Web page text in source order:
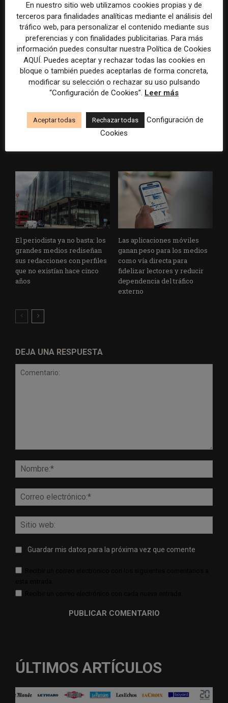
el ejemplo de USA Today
durante el Mundial de...
Usar la IA solo para producir
más rápido no transformará
Doce lecciones de Oxford
para las redacciones: menos
retórica sobre innovación y
El periodista ya no basta: los
grandes medios rediseñan
sus redacciones con perfiles
que no existían hace cinco
años
Las aplicaciones móviles
ganan peso para los medios
como vía directa para
fidelizar lectores y reducir
dependencia del tráfico
externo
DEJA UNA RESPUESTA
Guardar mis datos para la próxima vez que comente
ÚLTIMOS ARTÍCULOS
En nuestro sitio web utilizamos cookies propias y de
terceros para finalidades analíticas mediante el análisis del
tráfico web, para personalizar el contenido mediante sus
preferencias y con finalidades publicitarias. Para más
información puedes consultar nuestra Política de Cookies
AQUÍ. Puedes aceptar y rechazar todas las cookies en
bloque o también puedes aceptarlas de forma concreta,
modificar su selección o rechazar su uso pulsando
“Configuración de Cookies”. Leer más
Aceptar todas Rechazar todas
Configuración de
Cookies